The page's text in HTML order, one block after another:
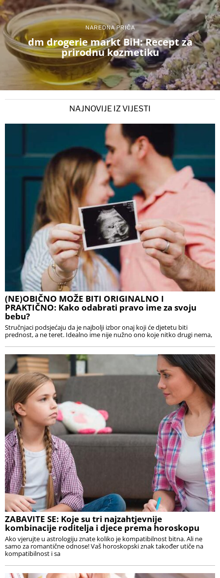
NAREDNA PRIČA
dm drogerie markt BiH: Recept za
prirodnu kozmetiku
NAJNOVIJE IZ VIJESTI
(NE)OBIČNO MOŽE BITI ORIGINALNO I
PRAKTIČNO: Kako odabrati pravo ime za svoju
bebu?
Stručnjaci podsjećaju da je najbolji izbor onaj koji će djetetu biti
prednost, a ne teret. Idealno ime nije nužno ono koje nitko drugi nema,
ZABAVITE SE: Koje su tri najzahtjevnije
kombinacije roditelja i djece prema horoskopu
Ako vjerujte u astrologiju znate koliko je kompatibilnost bitna. Ali ne
samo za romantične odnose! Vaš horoskopski znak također utiče na
kompatibilnost i sa